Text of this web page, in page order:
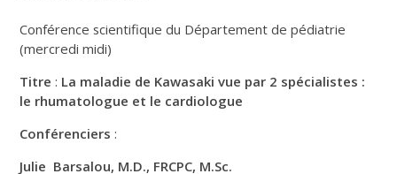
Conférence scientifique du Département de pédiatrie
(mercredi midi)
Titre : La maladie de Kawasaki vue par 2 spécialistes :
le rhumatologue et le cardiologue
Conférenciers:
Julie Barsalou, M.D., FRCPC, M.Sc.